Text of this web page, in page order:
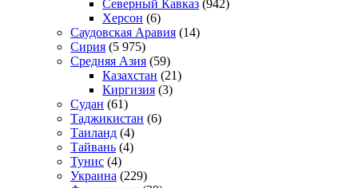
Северный Кавказ (942)
Херсон (6)
Саудовская Аравия (14)
Сирия (5 975)
Средняя Азия (59)
Казахстан (21)
Киргизия (3)
Судан (61)
Таджикистан (6)
Таиланд (4)
Тайвань (4)
Тунис (4)
Украина (229)